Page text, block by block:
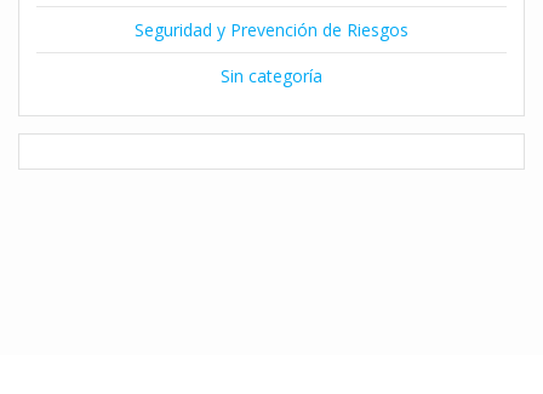
Seguridad y Prevención de Riesgos
Sin categoría